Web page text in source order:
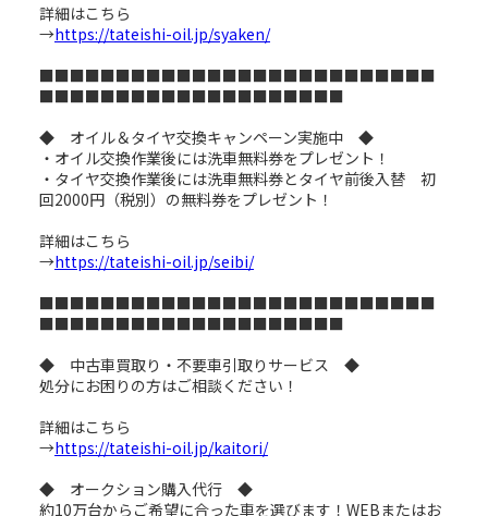
詳細はこちら
→https://tateishi-oil.jp/syaken/
■■■■■■■■■■■■■■■■■■■■■■■■■■
■■■■■■■■■■■■■■■■■■■■
◆ オイル＆タイヤ交換キャンペーン実施中 ◆
・オイル交換作業後には洗車無料券をプレゼント！
・タイヤ交換作業後には洗車無料券とタイヤ前後入替 初
回2000円（税別）の無料券をプレゼント！
詳細はこちら
→https://tateishi-oil.jp/seibi/
■■■■■■■■■■■■■■■■■■■■■■■■■■
■■■■■■■■■■■■■■■■■■■■
◆ 中古車買取り・不要車引取りサービス ◆
処分にお困りの方はご相談ください！
詳細はこちら
→https://tateishi-oil.jp/kaitori/
◆ オークション購入代行 ◆
約10万台からご希望に合った車を選びます！WEBまたはお